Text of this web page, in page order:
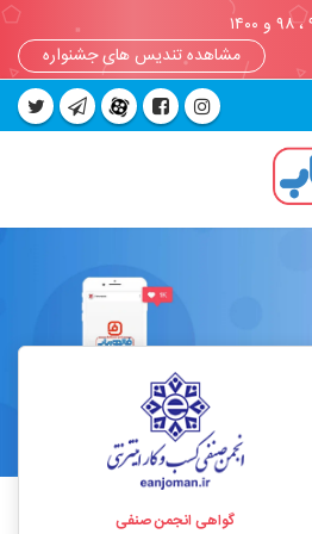
مشاهده تندیس های جشنواره
گواهی انجمن صنفی